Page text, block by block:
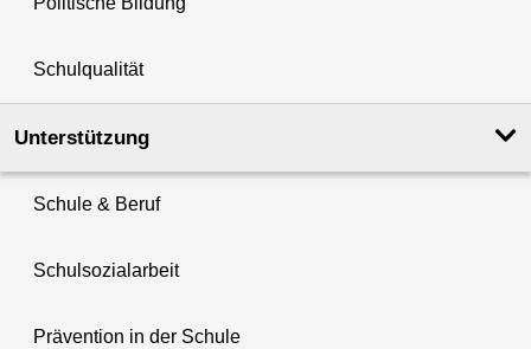
Schulqualität
Unterstützung
Schule & Beruf
Schulsozialarbeit
Prävention in der Schule